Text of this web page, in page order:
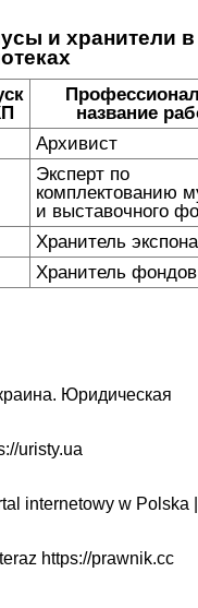
и хранители в
название
Архивист
Эксперт по
комплектованию
и выставочного
Хранитель
Хранитель фондов
Юридическая
uristy.ua
internetowy w Polska |
https://prawnik.cc